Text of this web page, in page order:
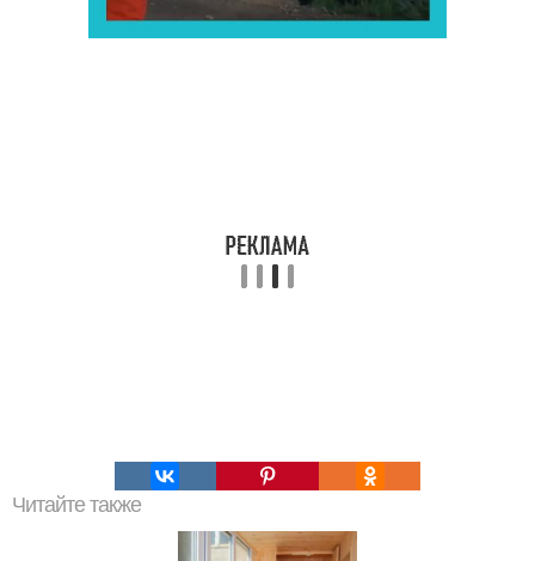
Читайте также